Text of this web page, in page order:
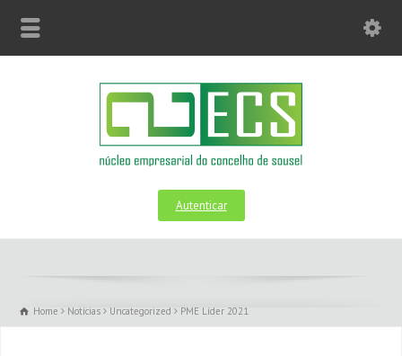
Autenticar
Home Notícias Uncategorized PME Líder 2021